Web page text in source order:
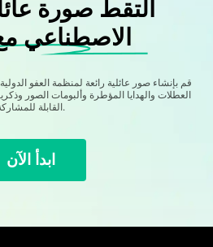
التقط صورة
الاصطناعي
قم بإنشاء صور عائلية رائعة لمنظمة العفو
العطلات والهدايا المؤطرة وألبومات الصور
القابلة للمشاركة.
ابدأ الآن